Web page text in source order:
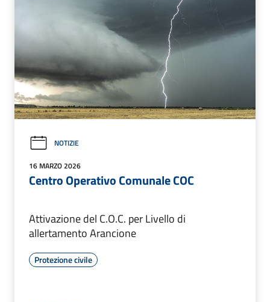
NOTIZIE
16 MARZO 2026
Centro Operativo Comunale COC
Attivazione del C.O.C. per Livello di
allertamento Arancione
Protezione civile